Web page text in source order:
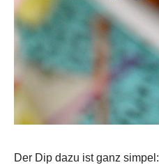
Der Dip dazu ist ganz